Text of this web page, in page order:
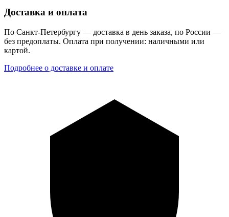
Доставка и оплата
По Санкт-Петербургу — доставка в день заказа, по России —
без предоплаты. Оплата при получении: наличными или
картой.
Подробнее о доставке и оплате